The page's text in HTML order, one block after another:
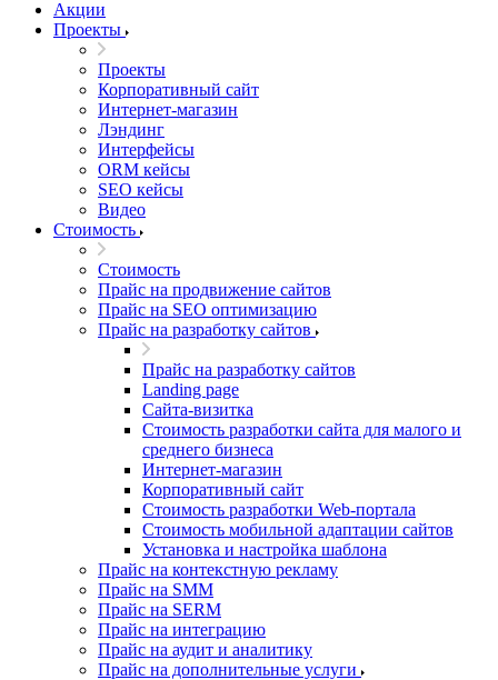
Акции
Проекты
Проекты
Корпоративный сайт
Интернет-магазин
Лэндинг
Интерфейсы
ORM кейсы
SEO кейсы
Видео
Стоимость
Стоимость
Прайс на продвижение сайтов
Прайс на SEO оптимизацию
Прайс на разработку сайтов
Прайс на разработку сайтов
Landing page
Cайта-визитка
Стоимость разработки сайта для малого и
среднего бизнеса
Интернет-магазин
Корпоративный сайт
Стоимость разработки Web-портала
Стоимость мобильной адаптации сайтов
Установка и настройка шаблона
Прайс на контекстную рекламу
Прайс на SMM
Прайс на SERM
Прайс на интеграцию
Прайс на аудит и аналитику
Прайс на дополнительные услуги